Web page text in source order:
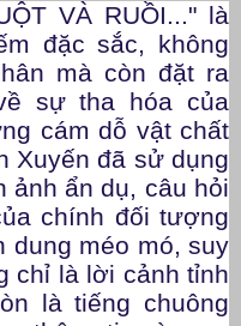
VÀ RUỒI..." là
đặc sắc, không
mà còn đặt ra
sự tha hóa của
cám dỗ vật chất
Xuyến đã sử dụng
ảnh ẩn dụ, câu hỏi
chính đối tượng
dung méo mó, suy
chỉ là lời cảnh tỉnh
là tiếng chuông